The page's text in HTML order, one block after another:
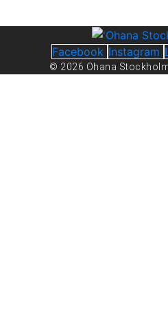
Facebook Instagram
© 2026 Ohana